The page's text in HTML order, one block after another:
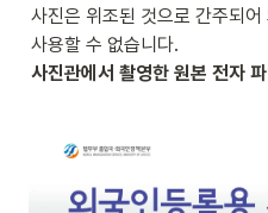
사진은 위조된 것으로 간주되
사진관에서 촬영한 원본 전자